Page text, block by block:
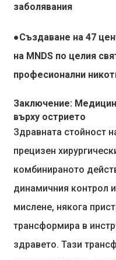
заболявания
●Създаване на 47
на MNDS по целия
професионални
Заключение:
върху острието
Здравната стойност
прецизен
комбинираното
динамичния контрол
мислене, някога
трансформира в
здравето. Тази